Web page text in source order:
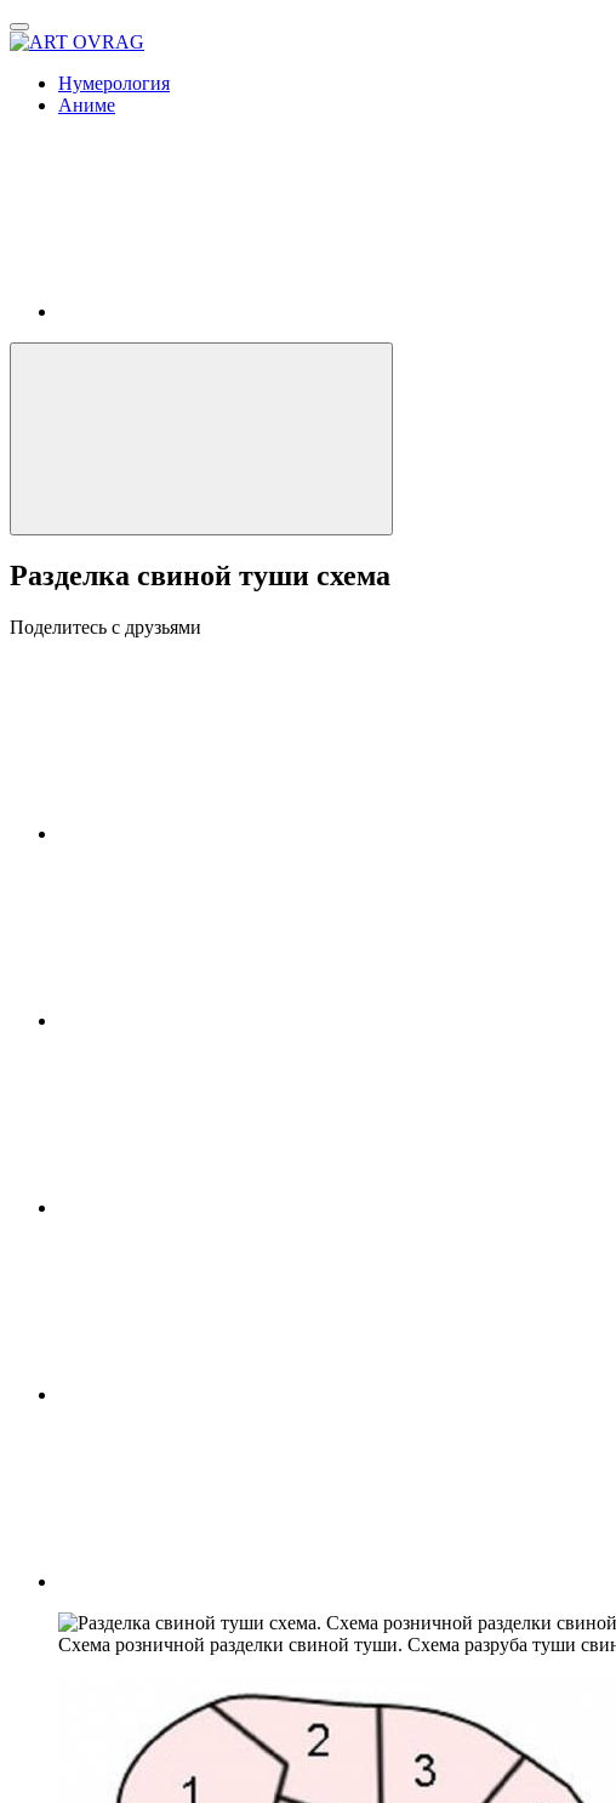
Нумерология
Аниме
Разделка свиной туши схема
Поделитесь с друзьями
Схема розничной разделки свиной туши. Схема разруба туши